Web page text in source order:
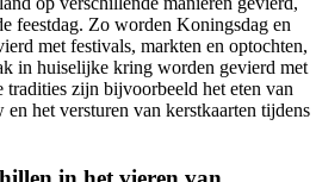
feestdag. Zo worden Koningsdag en
met festivals, markten en optochten,
in huiselijke kring worden gevierd met
zijn bijvoorbeeld het eten van
het versturen van kerstkaarten tijdens